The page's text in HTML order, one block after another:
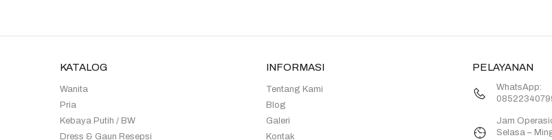
KATALOG
Wanita
Pria
Kebaya Putih / BW
Dress & Gaun Resepsi
INFORMASI
Tentang Kami
Blog
Galeri
Kontak
PELAYANAN
WhatsApp:
Jam
Selasa –